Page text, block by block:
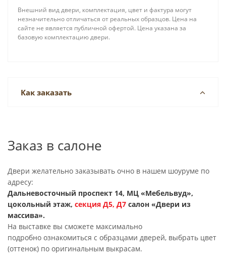
Внешний вид двери, комплектация, цвет и фактура могут
незначительно отличаться от реальных образцов. Цена на
сайте не является публичной офертой. Цена указана за
базовую комплектацию двери.
Как заказать
Заказ в салоне
Двери желательно заказывать очно в нашем шоуруме по
адресу:
Дальневосточный проспект 14, МЦ «Мебельвуд»,
цокольный этаж, секция Д5, Д7 салон «Двери из
массива».
На выставке вы сможете максимально
подробно ознакомиться с образцами дверей, выбрать цвет
(оттенок) по оригинальным выкрасам.